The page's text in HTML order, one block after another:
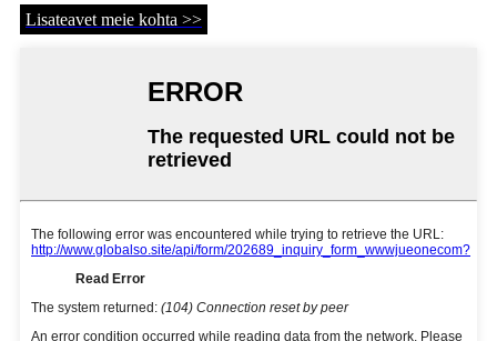
Lisateavet meie kohta >>